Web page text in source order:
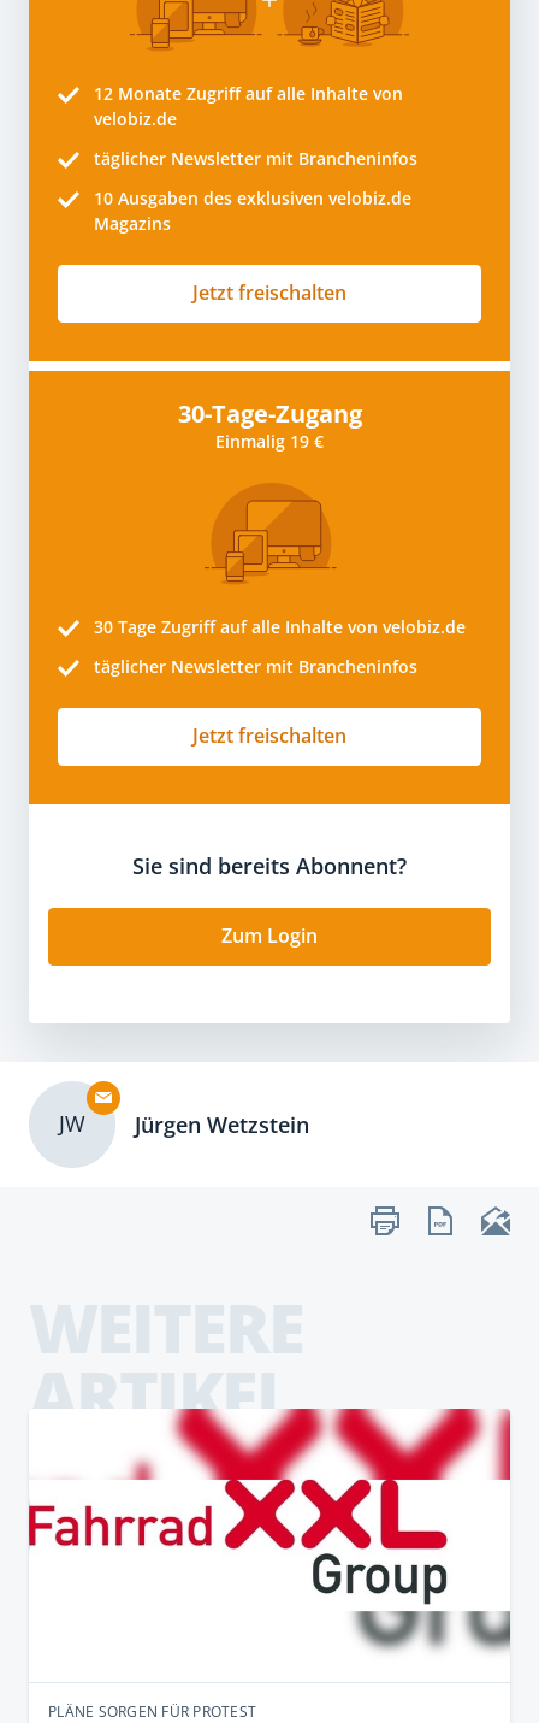
12 Monate Zugriff auf alle Inhalte von
velobiz.de
täglicher Newsletter mit Brancheninfos
10 Ausgaben des exklusiven velobiz.de
Magazins
Jetzt freischalten
30-Tage-Zugang
Einmalig 19 €
30 Tage Zugriff auf alle Inhalte von velobiz.de
täglicher Newsletter mit Brancheninfos
Jetzt freischalten
Sie sind bereits Abonnent?
Zum Login
JW Jürgen Wetzstein
ARTIKEL
PLÄNE SORGEN FÜR PROTEST